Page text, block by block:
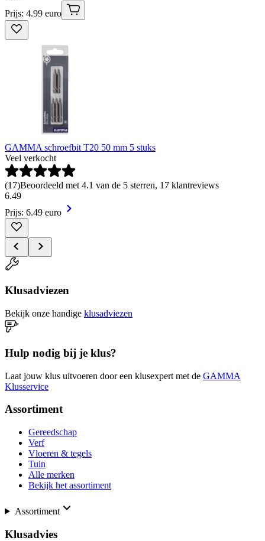
Prijs: 4.99 euro
GAMMA schroefbit T20 50 mm 5 stuks
Veel verkocht
(17)Beoordeeld met 4.1 van de 5 sterren, 17 klantreviews
6.49
Prijs: 6.49 euro
Klusadviezen
Bekijk onze handige klusadviezen
Hulp nodig bij je klus?
Laat jouw klus uitvoeren door een klusexpert met de GAMMA
Klusservice
Assortiment
Gereedschap
Verf
Vloeren & tegels
Tuin
Alle merken
Bekijk het assortiment
Assortiment
Klusadvies